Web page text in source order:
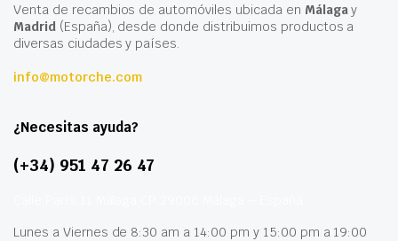
Venta de recambios de automóviles ubicada en Málagay
Madrid(España), desde donde distribuimos productos a
diversas ciudades y países.
info@motorche.com
¿Necesitas ayuda?
(+34) 951 47 26 47
Lunes a Viernes de 8:30 am a 14:00 pm y 15:00 pm a 19:00